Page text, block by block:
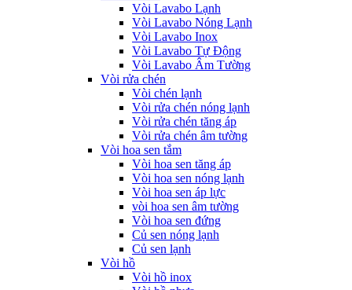
Vòi Lavabo Lạnh
Vòi Lavabo Nóng Lạnh
Vòi Lavabo Inox
Vòi Lavabo Tự Động
Vòi Lavabo Âm Tường
Vòi rửa chén
Vòi chén lạnh
Vòi rửa chén nóng lạnh
Vòi rửa chén tăng áp
Vòi rửa chén âm tường
Vòi hoa sen tắm
Vòi hoa sen tăng áp
Vòi hoa sen nóng lạnh
Vòi hoa sen áp lực
vòi hoa sen âm tường
Vòi hoa sen đứng
Củ sen nóng lạnh
Củ sen lạnh
Vòi hồ
Vòi hồ inox